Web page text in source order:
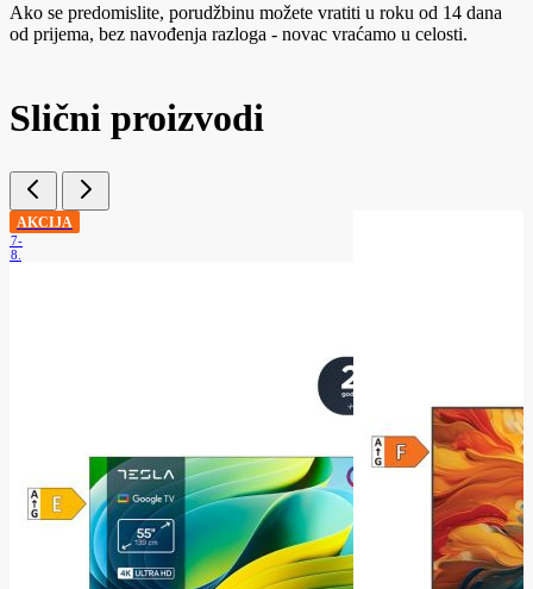
Ako se predomislite, porudžbinu možete vratiti u roku od 14 dana
od prijema, bez navođenja razloga - novac vraćamo u celosti.
Slični proizvodi
AKCIJA